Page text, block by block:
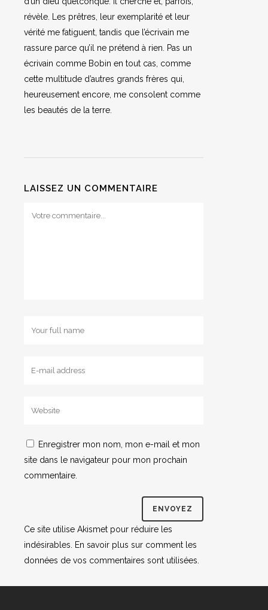
révèle. Les prêtres, leur exemplarité et leur
vérité me fatiguent, tandis que l’écrivain me
rassure parce qu’il ne prétend à rien. Pas un
écrivain comme Bobin en tout cas, comme
cette multitude d’autres grands frères qui,
heureusement encore, me consolent comme
les beautés de la terre.
LAISSEZ UN COMMENTAIRE
Enregistrer mon nom, mon e-mail et mon
site dans le navigateur pour mon prochain
commentaire.
Ce site utilise Akismet pour réduire les
indésirables.
En savoir plus sur comment les
données de vos commentaires sont utilisées